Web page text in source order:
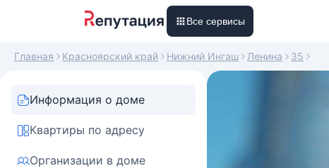
Все сервисы
Главная Красноярский край Нижний Ингаш Ленина 35
Информация о доме
Квартиры по адресу
Организации в доме